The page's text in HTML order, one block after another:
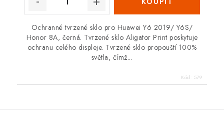
Ochranné tvrzené sklo pro Huawei Y6 2019/ Y6S/
Honor 8A, černá. Tvrzené sklo Aligator Print poskytuje
ochranu celého displeje. Tvrzené sklo propouští 100%
světla, čímž...
Kód: 579